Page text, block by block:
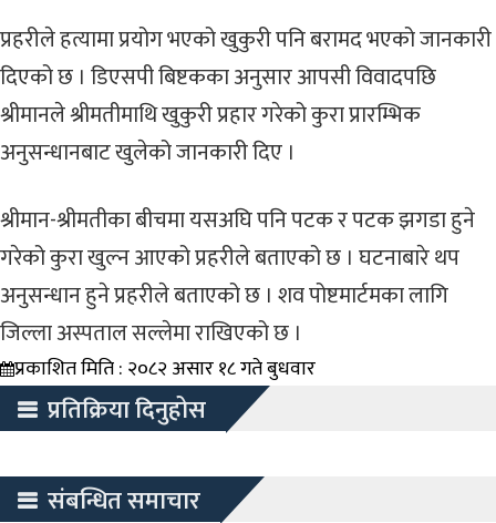
प्रहरीले हत्यामा प्रयोग भएको खुकुरी पनि बरामद भएको जानकारी
दिएको छ । डिएसपी बिष्टकका अनुसार आपसी विवादपछि
श्रीमानले श्रीमतीमाथि खुकुरी प्रहार गरेको कुरा प्रारम्भिक
अनुसन्धानबाट खुलेको जानकारी दिए ।
श्रीमान-श्रीमतीका बीचमा यसअघि पनि पटक र पटक झगडा हुने
गरेको कुरा खुल्न आएको प्रहरीले बताएको छ । घटनाबारे थप
अनुसन्धान हुने प्रहरीले बताएको छ । शव पोष्टमार्टमका लागि
जिल्ला अस्पताल सल्लेमा राखिएको छ ।
प्रकाशित मिति : २०८२ असार १८ गते बुधवार
प्रतिक्रिया दिनुहोस
संबन्धित समाचार